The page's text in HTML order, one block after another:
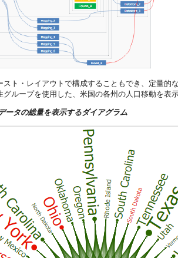
スト・レイアウトで構成することもでき、定量
グループを使用した、米国の各州の人口移動を表
ータの総量を表示するダイアグラム